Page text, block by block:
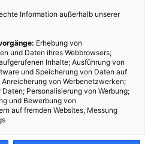
Information außerhalb unserer
Erhebung von
und Daten ihres Webbrowsers;
Inhalte; Ausführung von
und Speicherung von Daten auf
Anreicherung von Werbenetzwerken;
Personalisierung von Werbung;
und Bewerbung von
auf fremden Websites, Messung